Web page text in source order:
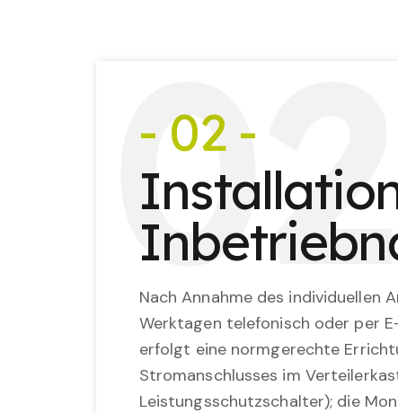
02
- 02 -
Nach Annahme des individuellen
Werktagen telefonisch oder per
erfolgt eine normgerechte
Stromanschlusses im
Leistungsschutzschalter); die